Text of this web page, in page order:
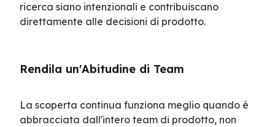
ricerca siano intenzionali e contribuiscano
direttamente alle decisioni di prodotto.
Rendila un'Abitudine di Team
La scoperta continua funziona meglio quando è
abbracciata dall'intero team di prodotto, non